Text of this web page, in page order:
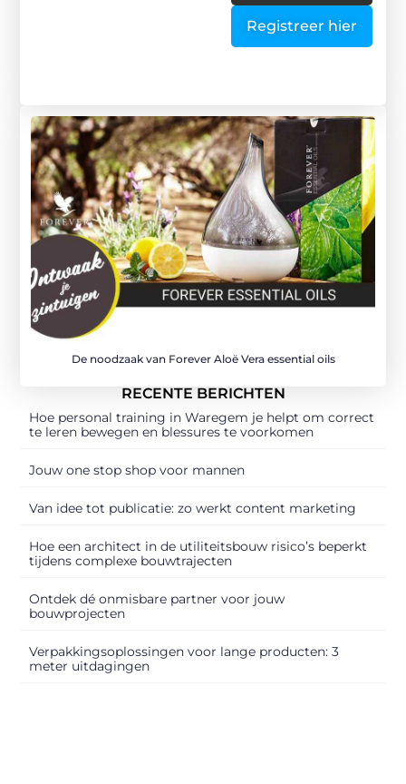
De noodzaak van Forever Aloë Vera essential oils
RECENTE BERICHTEN
Hoe personal training in Waregem je helpt om correct
te leren bewegen en blessures te voorkomen
Jouw one stop shop voor mannen
Van idee tot publicatie: zo werkt content marketing
Hoe een architect in de utiliteitsbouw risico’s beperkt
tijdens complexe bouwtrajecten
Ontdek dé onmisbare partner voor jouw
bouwprojecten
Verpakkingsoplossingen voor lange producten: 3
meter uitdagingen
Registreer hier